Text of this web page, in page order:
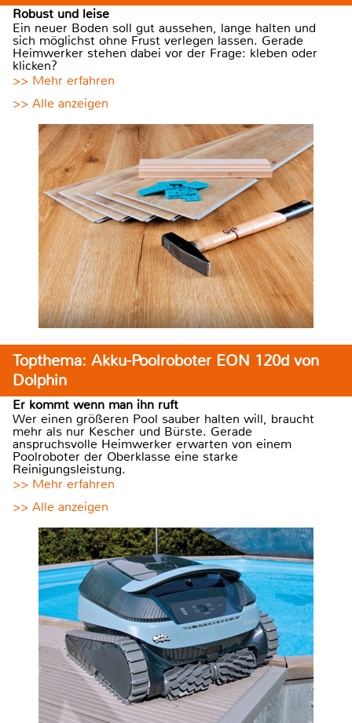
Robust und leise
Ein neuer Boden soll gut aussehen, lange halten und
sich möglichst ohne Frust verlegen lassen. Gerade
Heimwerker stehen dabei vor der Frage: kleben oder
klicken?
>> Mehr erfahren
>> Alle anzeigen
Topthema: Akku-Poolroboter EON 120d von
Dolphin
Er kommt wenn man ihn ruft
Wer einen größeren Pool sauber halten will, braucht
mehr als nur Kescher und Bürste. Gerade
anspruchsvolle Heimwerker erwarten von einem
Poolroboter der Oberklasse eine starke
Reinigungsleistung.
>> Mehr erfahren
>> Alle anzeigen